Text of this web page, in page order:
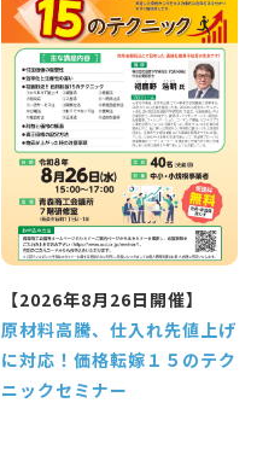
【2026年8月26日開催】
原材料高騰、仕入れ先値上げ
に対応！価格転嫁１５のテク
ニックセミナー